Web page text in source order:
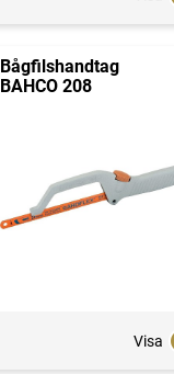
Bågfilshandtag
BAHCO 208
Visa